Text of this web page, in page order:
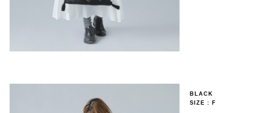
BLACK
SIZE : F